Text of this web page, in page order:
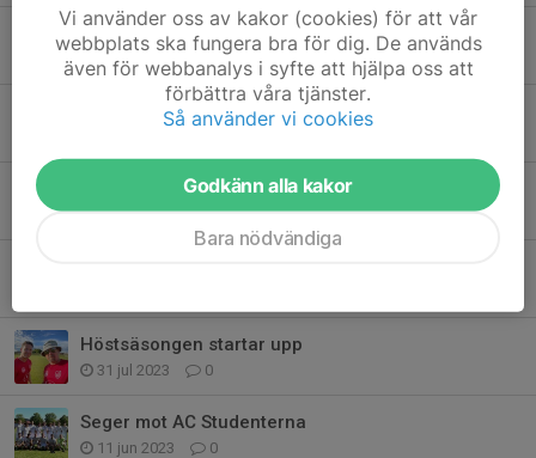
Rock'n Roll på IP när LSW slogs
11 sep 2023 0
Skön seger mot LBK Gotte
Snöpligt slut i Motala
28 aug 2023 0
Höstsäsongen startar upp
31 jul 2023 0
Seger mot AC Studenterna
11 jun 2023 0
Vi använder oss av kakor (cookies) för att vår
webbplats ska fungera bra för dig. De används
även för webbanalys i syfte att hjälpa oss att
förbättra våra tjänster.
Så använder vi cookies
Godkänn alla kakor
Bara nödvändiga